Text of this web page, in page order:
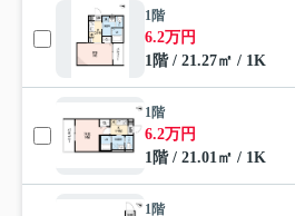
1階
6.2万円
1階 / 21.27㎡ / 1K
1階
6.2万円
1階 / 21.01㎡ / 1K
1階